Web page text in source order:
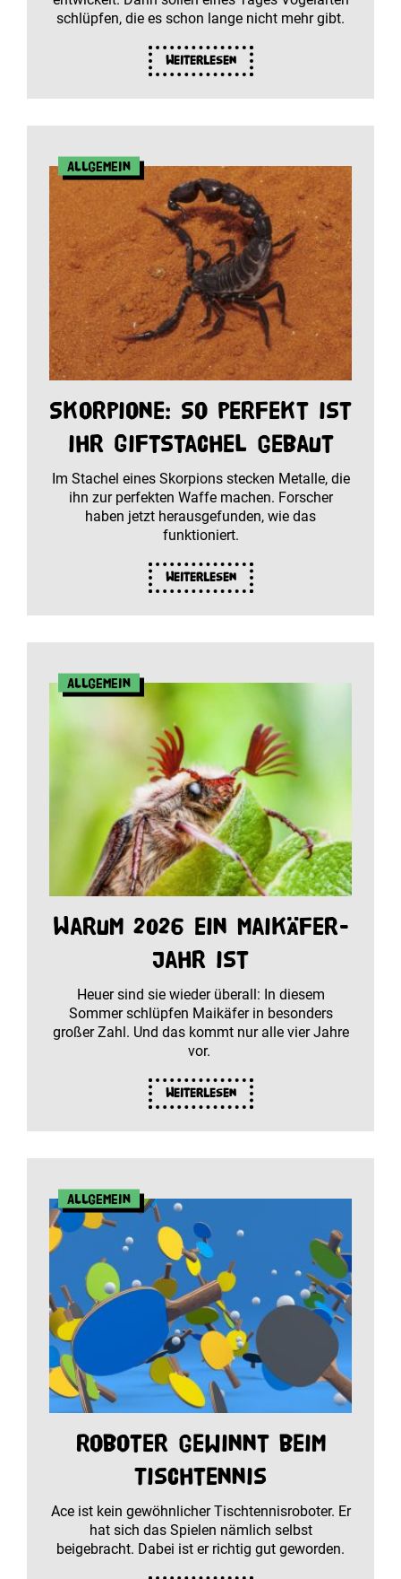
schlüpfen, die es schon lange nicht mehr gibt.
Weiterlesen
Allgemein
Skorpione: So perfekt ist
ihr Giftstachel gebaut
Im Stachel eines Skorpions stecken Metalle, die
ihn zur perfekten Waffe machen. Forscher
haben jetzt herausgefunden, wie das
funktioniert.
Weiterlesen
Allgemein
Warum 2026 ein Maikäfer-
Jahr ist
Heuer sind sie wieder überall: In diesem
Sommer schlüpfen Maikäfer in besonders
großer Zahl. Und das kommt nur alle vier Jahre
vor.
Weiterlesen
Allgemein
Roboter gewinnt beim
Tischtennis
Ace ist kein gewöhnlicher Tischtennisroboter. Er
hat sich das Spielen nämlich selbst
beigebracht. Dabei ist er richtig gut geworden.